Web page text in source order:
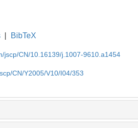
BibTeX
jscp/CN/10.16139/j.1007-9610.a1454
CN/Y2005/V10/I04/353